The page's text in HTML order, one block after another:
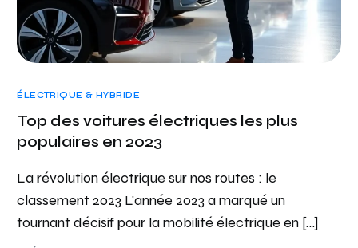
ÉLECTRIQUE & HYBRIDE
Top des voitures électriques les plus
populaires en 2023
La révolution électrique sur nos routes : le
classement 2023 L’année 2023 a marqué un
tournant décisif pour la mobilité électrique en […]